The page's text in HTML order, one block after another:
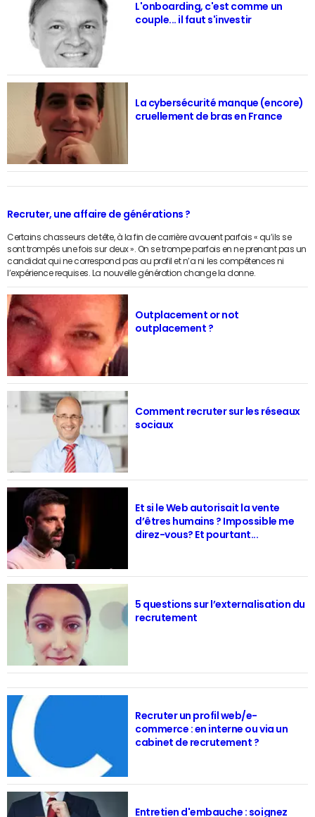
L'onboarding, c'est comme un
couple... il faut s'investir
La cybersécurité manque (encore)
cruellement de bras en France
Recruter, une affaire de générations ?
Certains chasseurs de tête, à la fin de carrière avouent parfois « qu’ils se
sont trompés une fois sur deux ». On se trompe parfois en ne prenant pas un
candidat qui ne correspond pas au profil et n’a ni les compétences ni
l’expérience requises. La nouvelle génération change la donne.
Outplacement or not
outplacement ?
Comment recruter sur les réseaux
sociaux
Et si le Web autorisait la vente
d’êtres humains ? Impossible me
direz-vous? Et pourtant...
5 questions sur l’externalisation du
recrutement
Recruter un profil web/e-
commerce : en interne ou via un
cabinet de recrutement ?
Entretien d'embauche : soignez